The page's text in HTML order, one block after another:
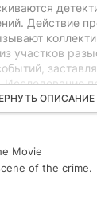
Действие
участков
на
и
Каждое
к разгадке,
ОПИСАНИЕ
Movie
of the crime.